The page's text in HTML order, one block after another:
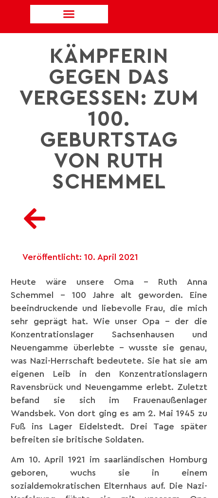
KÄMPFERIN
GEGEN DAS
VERGESSEN: ZUM
100.
GEBURTSTAG
VON RUTH
SCHEMMEL
Veröffentlicht: 10. April 2021
Heute wäre unsere Oma – Ruth Anna
Schemmel – 100 Jahre alt geworden. Eine
beeindruckende und liebevolle Frau, die mich
sehr geprägt hat. Wie unser Opa – der die
Konzentrationslager Sachsenhausen und
Neuengamme überlebte – wusste sie genau,
was Nazi-Herrschaft bedeutete. Sie hat sie am
eigenen Leib in den Konzentrationslagern
Ravensbrück und Neuengamme erlebt. Zuletzt
befand sie sich im Frauenaußenlager
Wandsbek. Von dort ging es am 2. Mai 1945 zu
Fuß ins Lager Eidelstedt. Drei Tage später
befreiten sie britische Soldaten.
Am 10. April 1921 im saarländischen Homburg
geboren, wuchs sie in einem
sozialdemokratischen Elternhaus auf. Die Nazi-